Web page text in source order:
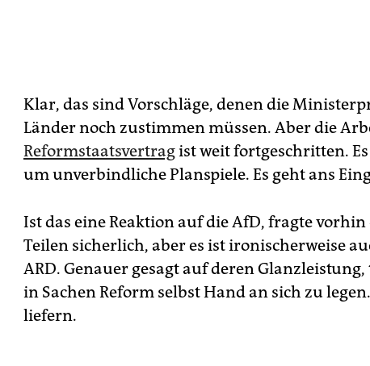
Klar, das sind Vorschläge, denen die
Länder noch zustimmen müssen. Aber die
Reformstaatsvertragist weit fortgeschritten.
um unverbindliche Planspiele. Es geht ans
Ist das eine Reaktion auf die AfD, fragte
Teilen sicherlich, aber es ist ironischerweise
ARD. Genauer gesagt auf deren
in Sachen Reform selbst Hand an sich zu
liefern.